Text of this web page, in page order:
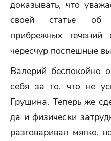
доказывать, что
своей статье об
прибрежных течений
чересчур поспешные
Валерий беспокойно
себя за то, что не
Грушина. Теперь же
да и физически
разговаривал мягко,